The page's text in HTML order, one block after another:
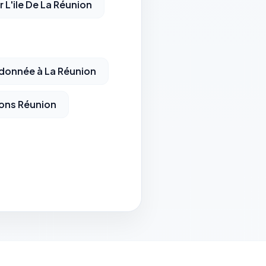
L'ile De La Réunion
à La Réunion
Réunion